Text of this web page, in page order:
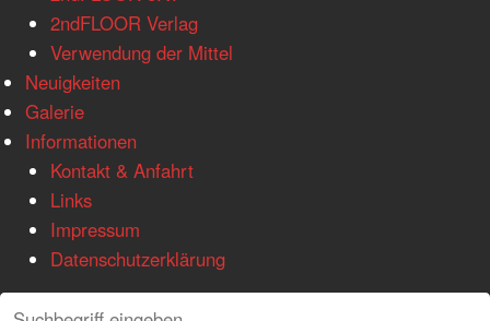
2ndFLOOR Verlag
Verwendung der Mittel
Neuigkeiten
Galerie
Informationen
Kontakt & Anfahrt
Links
Impressum
Datenschutzerklärung
Search